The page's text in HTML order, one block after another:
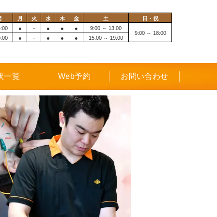
月 火 水 木 金 土
日・祝
● － ● ● ●
9:00 ～ 13:00
9:00 ～ 18:00
● － ● ● ● 15:00 ～ 19:00
一覧 Web予約 お問い合わせ